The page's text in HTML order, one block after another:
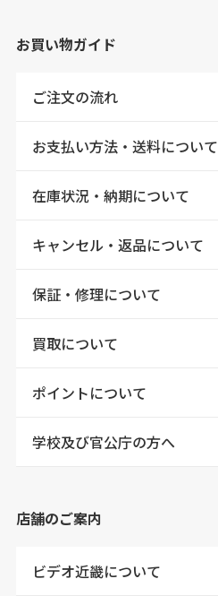
お買い物ガイド
ご注文の流れ
お支払い方法・送料について
在庫状況・納期について
キャンセル・返品について
保証・修理について
買取について
ポイントについて
学校及び官公庁の方へ
店舗のご案内
ビデオ近畿について